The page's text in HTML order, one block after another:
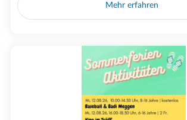
Mehr erfahren